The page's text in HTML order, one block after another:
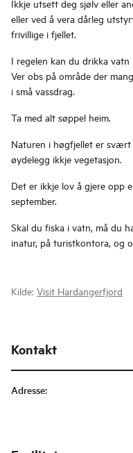
Ikkje utsett deg sjølv eller
eller ved å vera dårleg
frivillige i fjellet.
I regelen kan du drikka
Ver obs på område der
i små vassdrag.
Ta med alt søppel heim.
Naturen i høgfjellet er svært
øydelegg ikkje vegetasjon.
Det er ikkje lov å gjere opp
september.
Skal du fiska i vatn, må du
inatur, på turistkontora, og
Kilde: Visit Hardangerfjord
Kontakt
Adresse: